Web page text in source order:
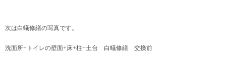
次は白蟻修繕の写真です。
洗面所+トイレの壁面+床+柱+土台 白蟻修繕 交換前